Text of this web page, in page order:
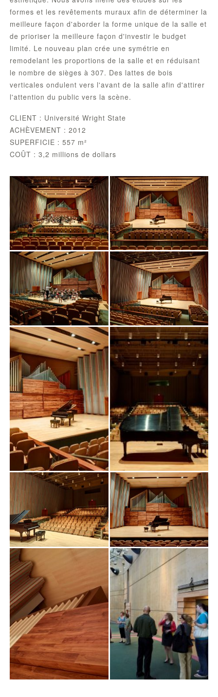
formes et les revêtements muraux afin de déterminer la
meilleure façon d'aborder la forme unique de la salle et
de prioriser la meilleure façon d'investir le budget
limité. Le nouveau plan crée une symétrie en
remodelant les proportions de la salle et en réduisant
le nombre de sièges à 307. Des lattes de bois
verticales ondulent vers l'avant de la salle afin d'attirer
l'attention du public vers la scène.
CLIENT : Université Wright State
ACHÈVEMENT : 2012
SUPERFICIE : 557 m²
COÛT : 3,2 millions de dollars